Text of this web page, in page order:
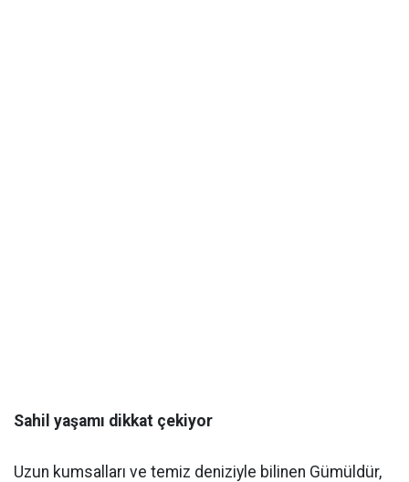
Sahil yaşamı dikkat çekiyor
Uzun kumsalları ve temiz deniziyle bilinen Gümüldür,